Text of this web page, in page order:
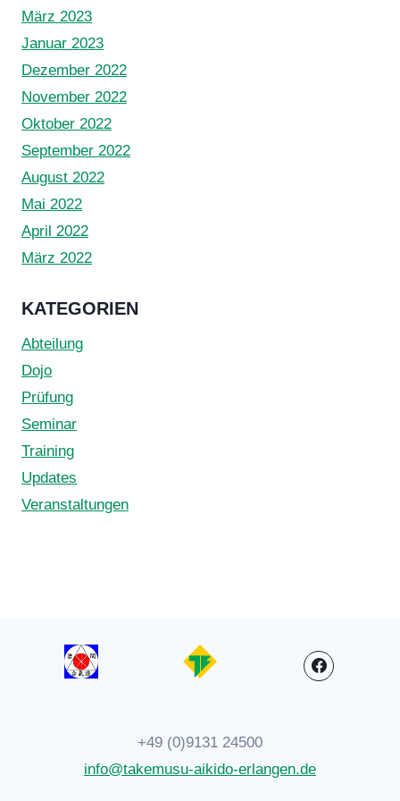
März 2023
Januar 2023
Dezember 2022
November 2022
Oktober 2022
September 2022
August 2022
Mai 2022
April 2022
März 2022
KATEGORIEN
Abteilung
Dojo
Prüfung
Seminar
Training
Updates
Veranstaltungen
+49 (0)9131 24500
info@takemusu-aikido-erlangen.de